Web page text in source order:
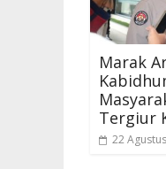
Marak
Tergiur
22